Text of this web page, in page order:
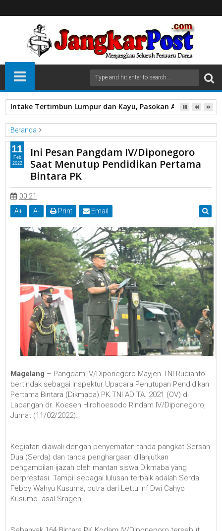
Intake Tertimbun Lumpur dan Kayu, Pasokan Air Bersih di
Beranda
Unlabelled
Ini Pesan Pangdam IV/Diponegoro Saat Menutup Pendidikan
Pertama Bintara PK
Ini Pesan Pangdam IV/Diponegoro
Saat Menutup Pendidikan Pertama
Bintara PK
00.21
A+ A- Print Email
Magelang – Pangdam IV/Diponegoro Mayjen TNI Rudianto
bertindak sebagai Inspektur Upacara Penutupan Pendidikan
Pertama Bintara (Dikmaba) PK TNI AD TA. 2021 (OV) di
Lapangan dr. Koesen Hirohoesodo Rindam IV/Diponegoro,
Jumat (11/02/2022).
Kegiatan diawali dengan penyematan tanda pangkat Sersan
Dua (Serda) dan tanda penghargaan dilanjutkan
pengambilan ijazah oleh mantan siswa Dikmaba yang
berprestasi. Tampil sebagai lulusan terbaik adalah Serda
Febby Wahyu Kusuma, putra dari Lettu Inf Dwi Cahyo
Kusumo asal Sragen.
11
Feb
2022